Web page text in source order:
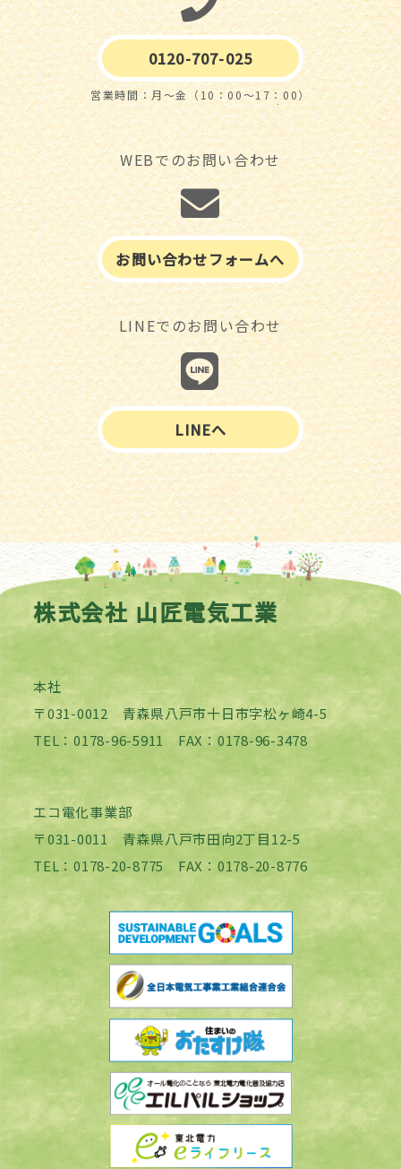
0120-707-025
営業時間：月～金（10：00～17：00）
WEBでのお問い合わせ
お問い合わせフォームへ
LINEでのお問い合わせ
LINEへ
株式会社 山匠電気工業
本社
〒031-0012 青森県八戸市十日市字松ヶ崎4-5
TEL：0178-96-5911 FAX：0178-96-3478
エコ電化事業部
〒031-0011 青森県八戸市田向2丁目12-5
TEL：0178-20-8775 FAX：0178-20-8776